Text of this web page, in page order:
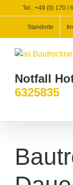
Inhalt
springen
Tel.: +49 (0) 170 /
Standorte
Notfall
6325835